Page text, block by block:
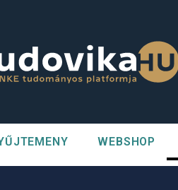
WEBSHOP